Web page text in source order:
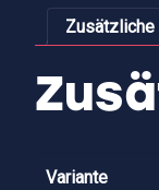
Variante